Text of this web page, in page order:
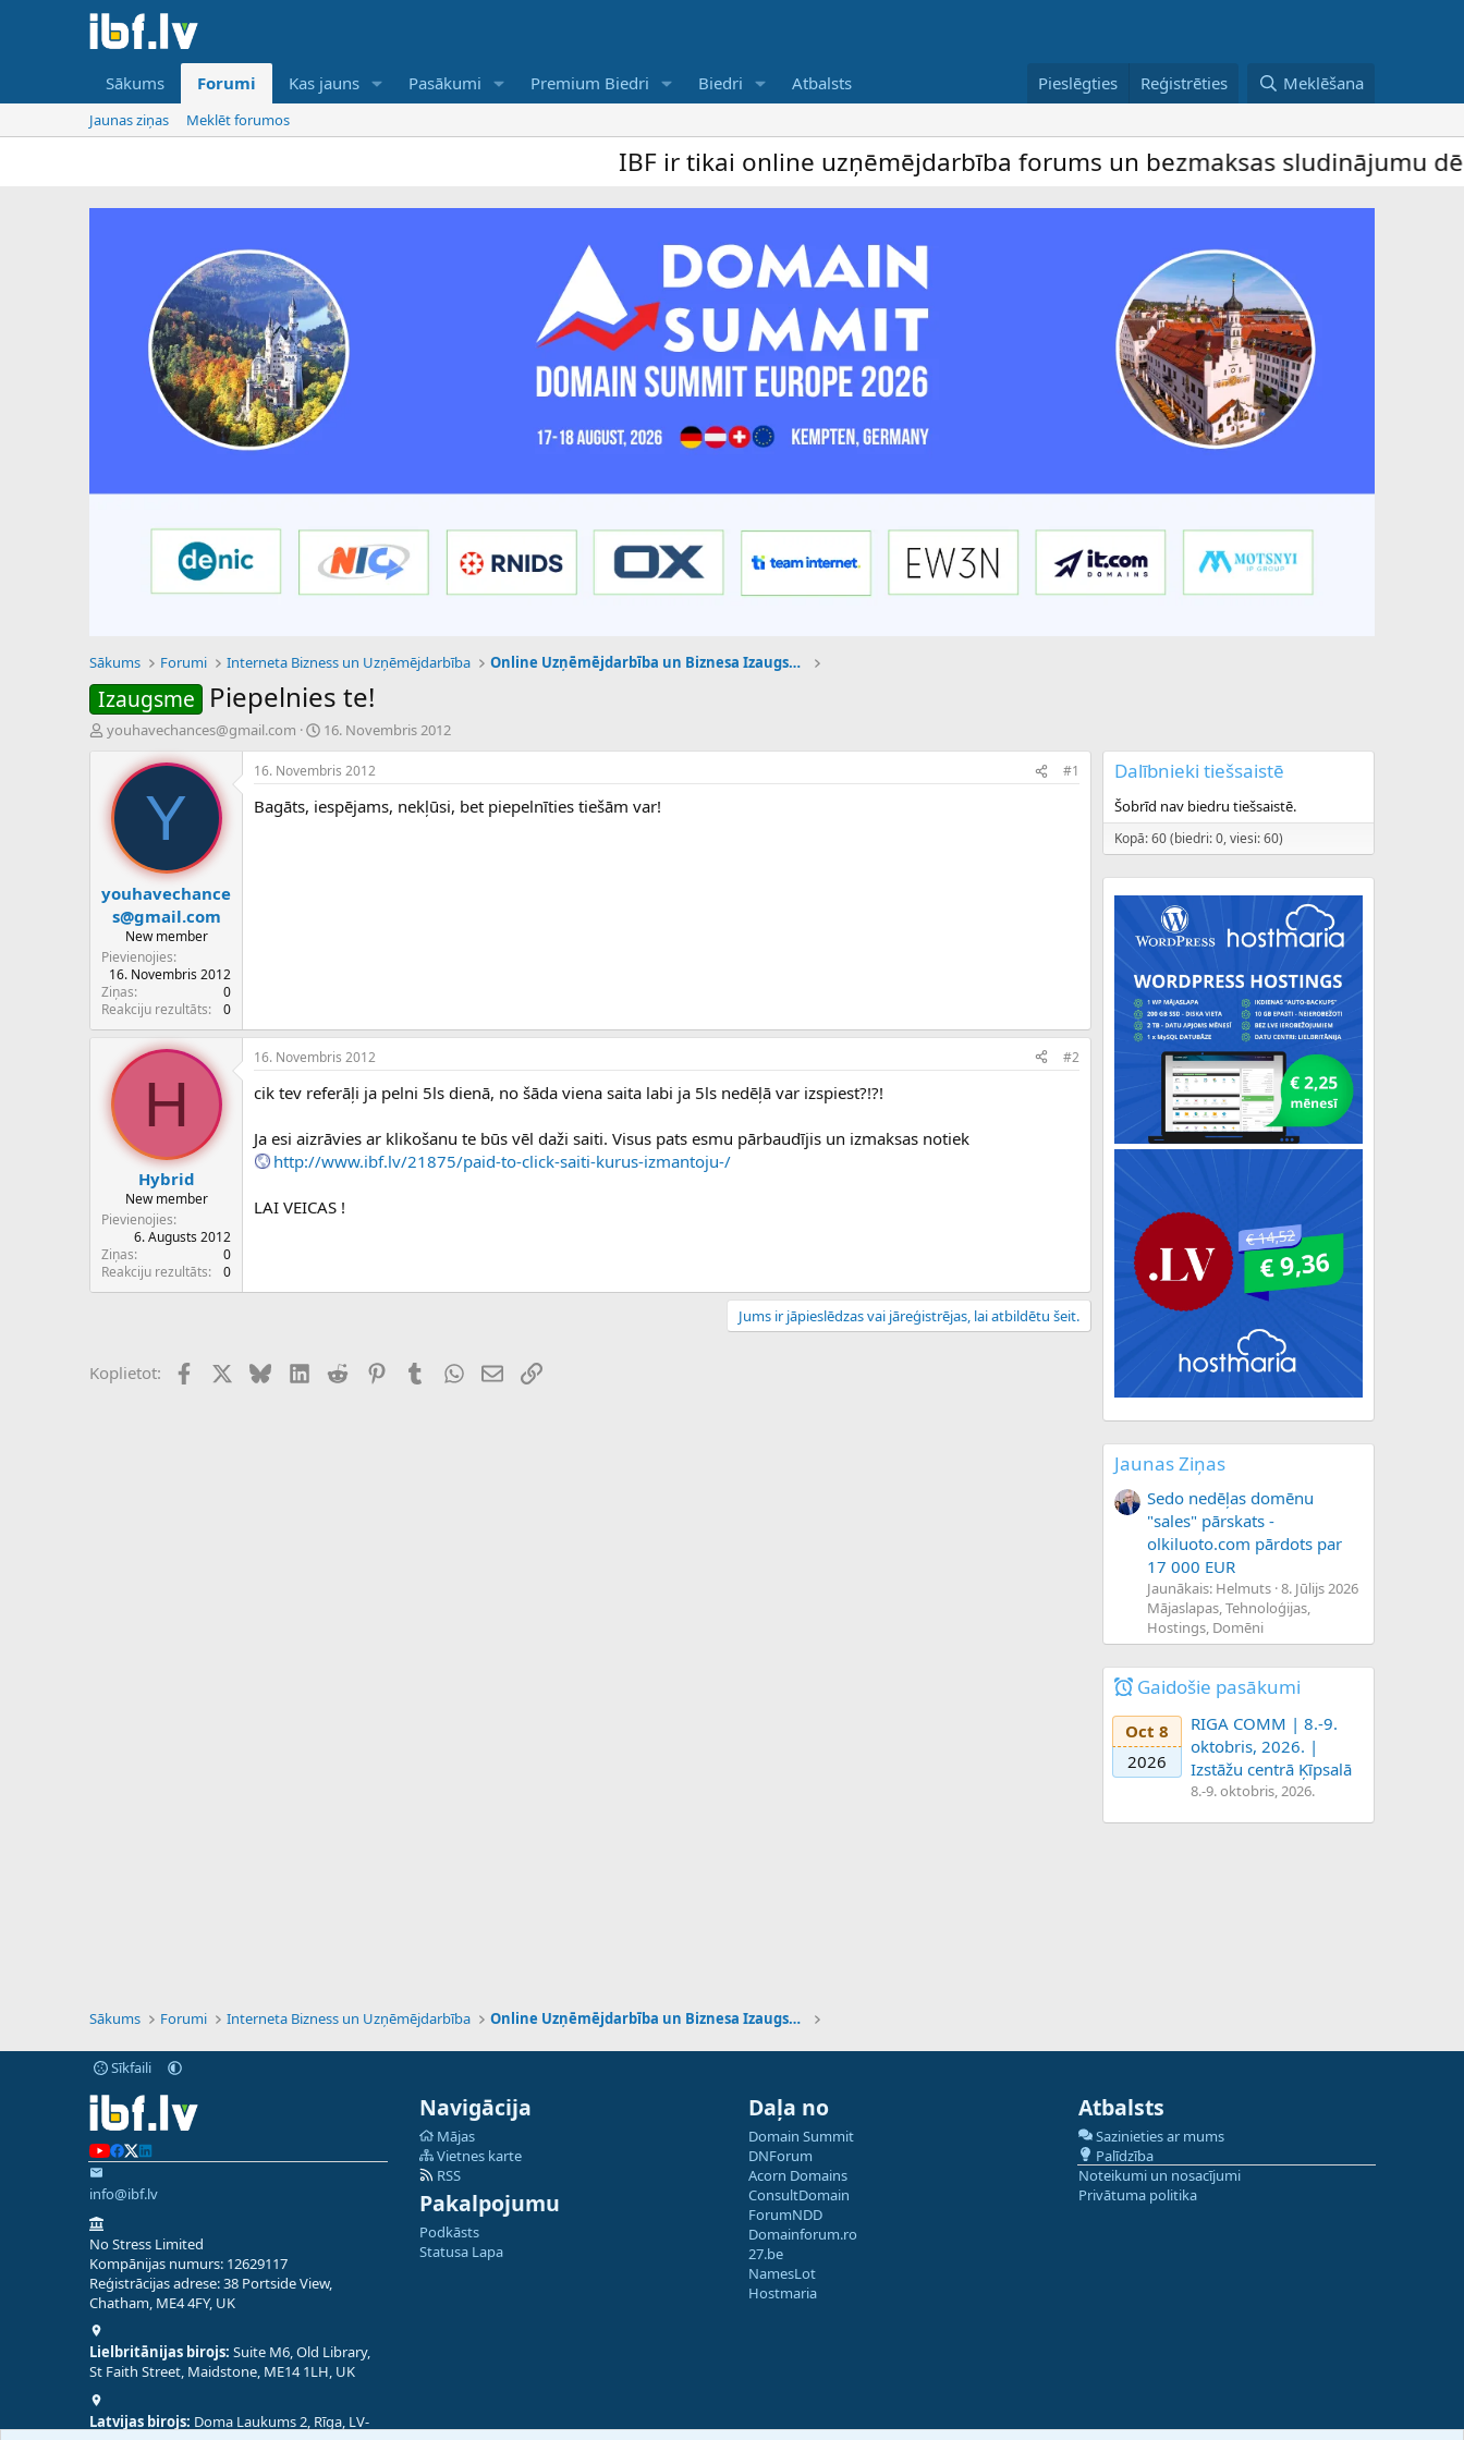
Sākums Forumi Kas jauns Pasākumi Premium Biedri Biedri Atbalsts Pieslēgties Reģistrēties Meklēšana
Jaunas ziņas Meklēt forumos
IBF ir tikai online uzņēmējdarbība forums un bezmaksas sludinājumu dēlis –
Sākums Forumi Interneta Bizness un Uzņēmējdarbība Online Uzņēmējdarbība un Biznesa Izaugsme
Izaugsme Piepelnies te!
P
e
d
e
u
ā
c
ē
youhavechances@gmail.com
S
ā
k
u
m
16. Novembris 2012
Y
youhavechance
s@gmail.com
New member
Pievienojies
16. Novembris 2012
Ziņas
0
Reakciju rezultāts
0
16. Novembris 2012 #1
Bagāts, iespējams, nekļūsi, bet piepelnīties tiešām var!
H
Hybrid
New member
Pievienojies
6. Augusts 2012
Ziņas
0
Reakciju rezultāts
0
16. Novembris 2012 #2
cik tev referāļi ja pelni 5ls dienā, no šāda viena saita labi ja 5ls nedēļā var izspiest?!?!
Ja esi aizrāvies ar klikošanu te būs vēl daži saiti. Visus pats esmu pārbaudījis un izmaksas notiek
http://www.ibf.lv/21875/paid-to-click-saiti-kurus-izmantoju-/
LAI VEICAS !
Jums ir jāpieslēdzas vai jāreģistrējas, lai atbildētu šeit.
Koplietot: FacebookX (Twitter)
BlueskyLinkedIn
Reddit PinterestTumblrWhatsApp
E-pastsSaiti
Dalībnieki tiešsaistē
Šobrīd nav biedru tiešsaistē.
Kopā: 60 (biedri: 0, viesi: 60)
Jaunas Ziņas
Sedo nedēļas domēnu
"sales" pārskats -
olkiluoto.com pārdots par
17 000 EUR
Jaunākais: Helmuts 8. Jūlijs 2026
Mājaslapas, Tehnoloģijas,
Hostings, Domēni
Gaidošie pasākumi
Oct 8
2026
RIGA COMM | 8.-9.
oktobris, 2026. |
Izstāžu centrā Ķīpsalā
8.-9. oktobris, 2026.
Sākums Forumi Interneta Bizness un Uzņēmējdarbība Online Uzņēmējdarbība un Biznesa Izaugsme
Sīkfaili
info@ibf.lv
No Stress Limited
Kompānijas numurs: 12629117
Reģistrācijas adrese: 38 Portside View,
Chatham, ME4 4FY, UK
Lielbritānijas birojs: Suite M6, Old Library,
St Faith Street, Maidstone, ME14 1LH, UK
Latvijas birojs: Doma Laukums 2, Rīga, LV-
Navigācija
Mājas
Vietnes karte
RSS
Pakalpojumu
Podkāsts
Statusa Lapa
Daļa no
Domain Summit
DNForum
Acorn Domains
ConsultDomain
ForumNDD
Domainforum.ro
27.be
NamesLot
Hostmaria
Atbalsts
Sazinieties ar mums
Palīdzība
Noteikumi un nosacījumi
Privātuma politika